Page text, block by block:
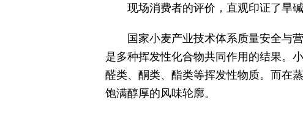
现场消费者的评价，直观印证了旱
国家小麦产业技术体系质量安全与
是多种挥发性化合物共同作用的结果。
醛类、酮类、酯类等挥发性物质。而在
饱满醇厚的风味轮廓。